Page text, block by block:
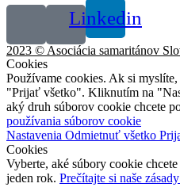
Linkedin
2023 © Asociácia samaritánov
Cookies
Používame cookies. Ak si
"Prijať všetko". Kliknutím na
aký druh súborov cookie chcete
používania súborov cookie
Nastavenia Odmietnuť všetko
Cookies
Vyberte, aké súbory cookie
jeden rok. Prečítajte si naše